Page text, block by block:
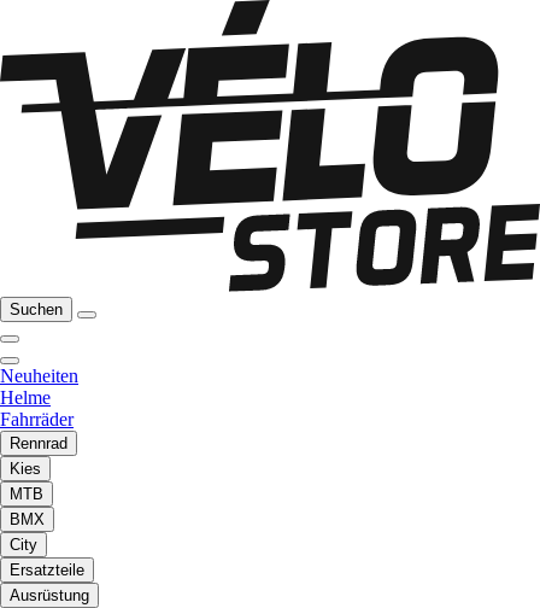
Suchen
Neuheiten
Helme
Fahrräder
Rennrad
Kies
MTB
BMX
City
Ersatzteile
Ausrüstung